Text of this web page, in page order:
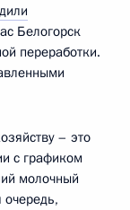
Белогорск
переработки.
– это
с графиком
молочный